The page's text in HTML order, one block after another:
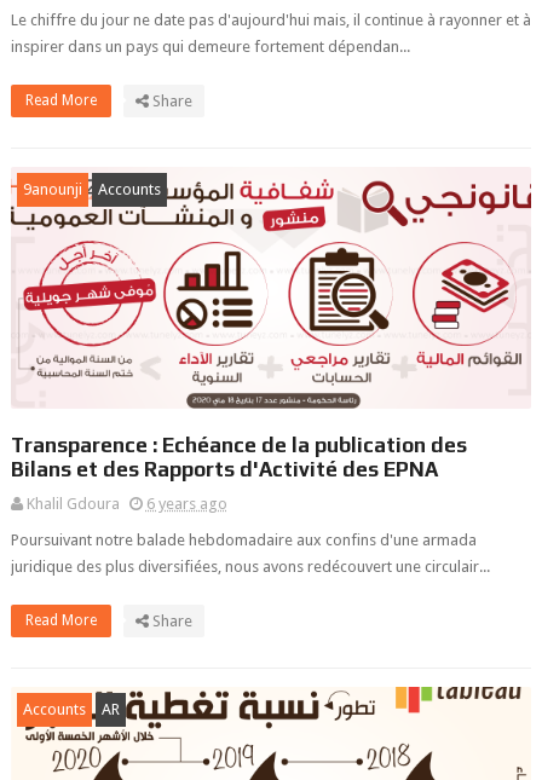
Le chiffre du jour ne date pas d'aujourd'hui mais, il continue à rayonner et à
inspirer dans un pays qui demeure fortement dépendan...
Read More Share
9anounji Accounts
Transparence : Echéance de la publication des
Bilans et des Rapports d'Activité des EPNA
Khalil Gdoura
6 years ago
Poursuivant notre balade hebdomadaire aux confins d'une armada
juridique des plus diversifiées, nous avons redécouvert une circulair...
Read More Share
Accounts AR